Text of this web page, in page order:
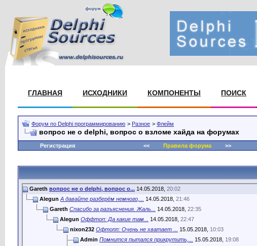
ГЛАВНАЯ ИСХОДНИКИ КОМПОНЕНТЫ ПОИСК
Форум по Delphi программированию > Разное > Флейм
вопрос не о delphi, вопрос о взломе хайда на форумах
Регистрация
<< Правила форума>>
Gareth вопрос не о delphi, вопрос о... 14.05.2018, 20:02
Alegun А давайте разберём немного,... 14.05.2018, 21:46
Gareth Спасибо за разъяснения. Жаль... 14.05.2018, 22:35
Alegun Оффтоп: Да какие там... 14.05.2018, 22:47
nixon232 Офтопп: Очень не хватает ... 15.05.2018, 10:03
Admin Помнится пытался прикрутить,... 15.05.2018, 19:08